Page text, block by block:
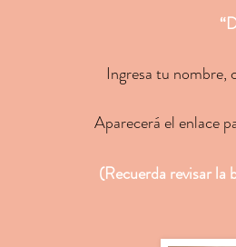
Ingresa tu nombre,
Aparecerá el enlace
(Recuerda revisar la